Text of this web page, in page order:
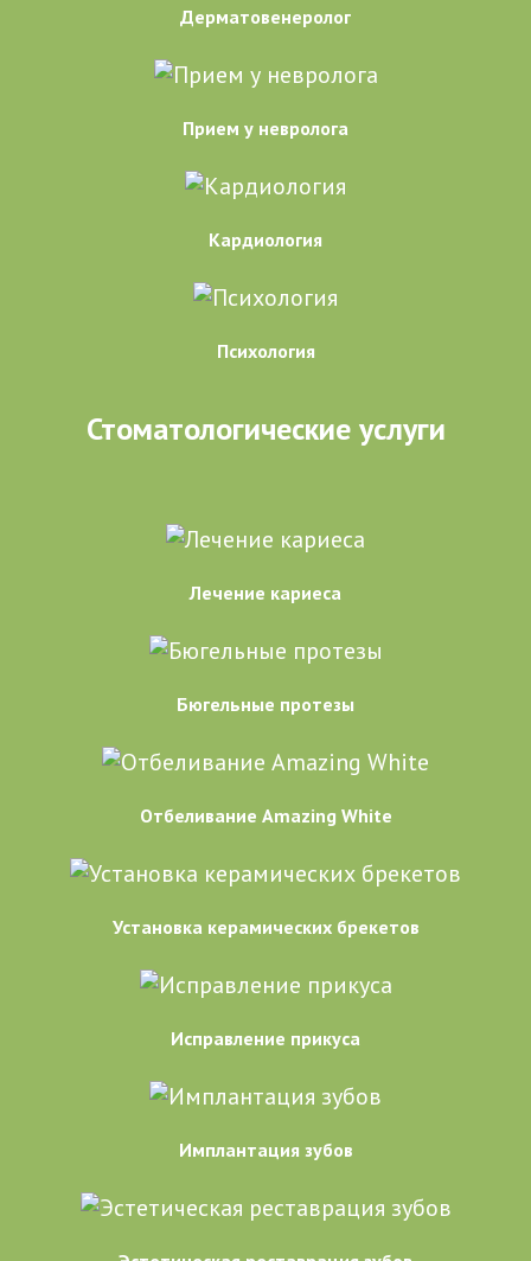
Дерматовенеролог
Прием у невролога
Кардиология
Психология
Стоматологические услуги
Лечение кариеса
Бюгельные протезы
Отбеливание Amazing White
Установка керамических брекетов
Исправление прикуса
Имплантация зубов